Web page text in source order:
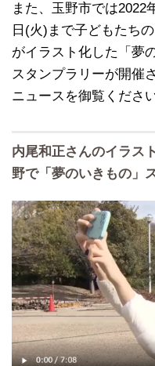
また、玉野市では2022
日(火)まで子どもたち
がイラスト化した「夢
スタンプラリーが開催
ニュースを御覧ください
内尾和正さんのイラス
野で「夢のいきもの」